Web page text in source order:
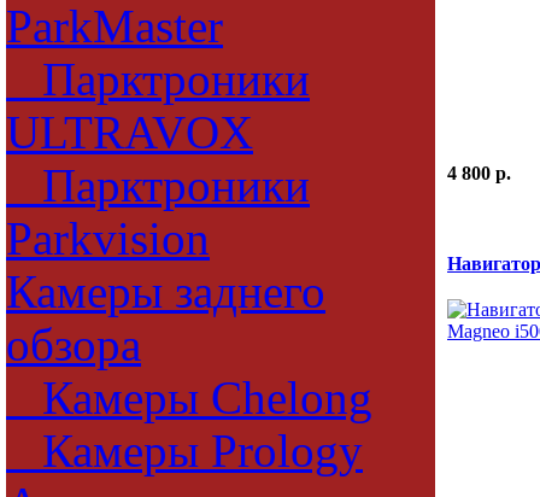
ParkMaster
Парктроники
ULTRAVOX
Парктроники
Parkvision
Камеры заднего
обзора
Камеры Chelong
Камеры Prology
4 800 p.